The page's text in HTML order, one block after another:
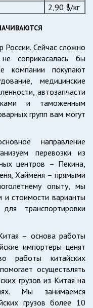
2,90 $/кг
России. Сейчас сложно
соприкасалась бы
компании покупают
медицинские
автозапчасти
и таможенным
групп вам могут
направление
перевозки из
центров – Пекина,
Хайменя – прямыми
опыту, мы
стоимости варианты
транспортировки
– основа работы
импортеры ценят
работы китайских
осуществлять
грузов из Китая на
Мы занимаемся
грузов более 10